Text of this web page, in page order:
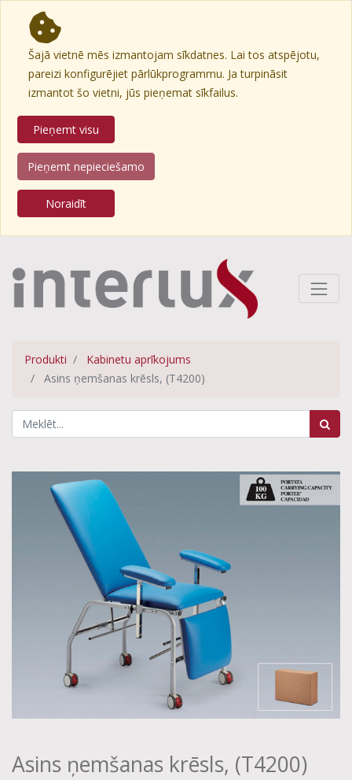
Šajā vietnē mēs izmantojam sīkdatnes. Lai tos atspējotu,
pareizi konfigurējiet pārlūkprogrammu. Ja turpināsit
izmantot šo vietni, jūs pieņemat sīkfailus.
Pieņemt visu
Pieņemt nepieciešamo
Noraidīt
Produkti
Kabinetu aprīkojums
Asins ņemšanas krēsls, (T4200)
Asins ņemšanas krēsls, (T4200)